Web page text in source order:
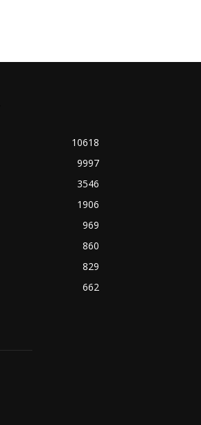
10618
9997
3546
1906
969
860
829
662